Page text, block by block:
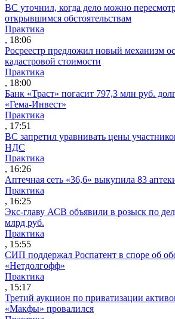
ВС уточнил, когда дело можно
открывшимся обстоятельствам
Практика
, 18:06
Росреестр предложил новый механизм
кадастровой стоимости
Практика
, 18:00
Банк «Траст» погасит 797,3 млн руб.
«Гема-Инвест»
Практика
, 17:51
ВС запретил уравнивать цены
НДС
Практика
, 16:26
Аптечная сеть «36,6» выкупила 83
Практика
, 16:25
Экс-главу АСВ объявили в розыск по
млрд руб.
Практика
, 15:55
СИП поддержал Роспатент в споре об
«Нетдолгофф»
Практика
, 15:17
Третий аукцион по приватизации
«Макфы» провалился